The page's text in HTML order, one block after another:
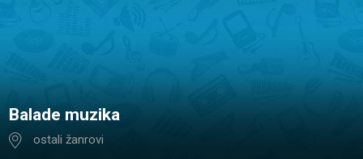
balade muzika
ostali žanrovi